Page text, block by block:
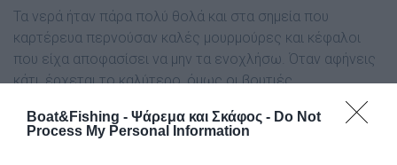
Boat&Fishing - Ψάρεμα και Σκάφος - Do Not
Process My Personal Information
Τα νερά ήταν πάρα πολύ θολά και στα σημεία που
καρτέρευα περνούσαν καλές μουρμούρες και κέφαλοι
που είχα αποφασίσει να μην τα ενοχλήσω. Όταν αφήνεις
κάτι, έρχεται το καλύτερο, όμως οι βουτιές
Στο τελευταίο καρτέρι, βυθίστηκα για ακόμη μια φορά